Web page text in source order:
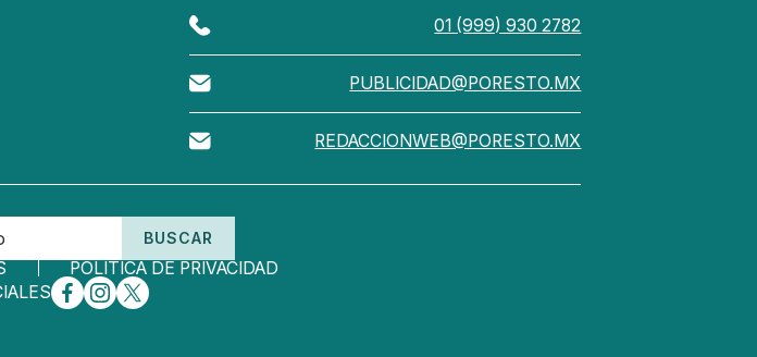
01 (999) 930 2782
PUBLICIDAD@PORESTO.MX
REDACCIONWEB@PORESTO.MX
BUSCAR
POLÍTICA DE PRIVACIDAD